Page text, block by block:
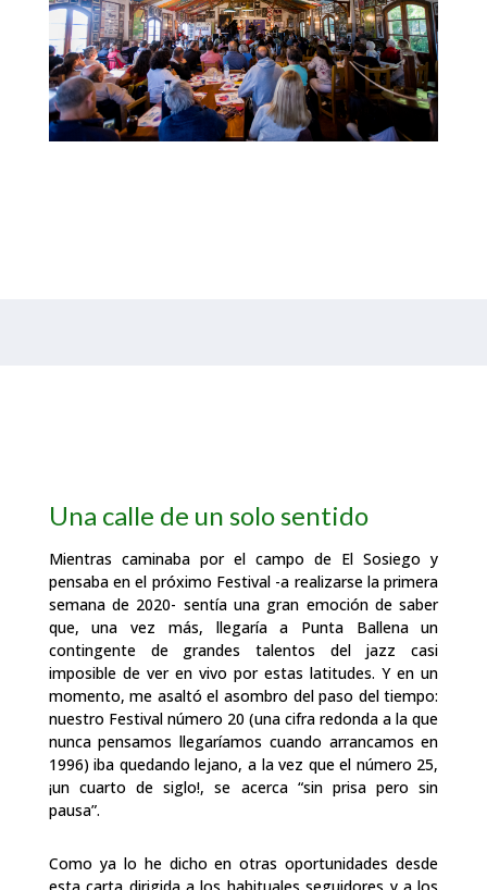
Una calle de un solosentido
Mientras caminaba por el campo de El Sosiego y
pensaba en el próximo Festival -a realizarse la primera
semana de 2020- sentía una gran emoción de saber
que,
una vez más, llegaría a Punta Ballena
un
contingente
de grandes talentos del jazz
casi
imposible de ver en vivo por estas latitudes. Y en un
momento, me asaltó el asombro del paso del tiempo:
nuestro Festival número 20 (una cifra redonda a la que
nunca pensamos llegaríamos cuando arrancamos en
1996) iba quedando lejano, a la vez que el número 25,
¡un cuarto de siglo!, se acerca “sin prisa pero sin
pausa”.
Como ya lo he dicho en otras oportunidades desde